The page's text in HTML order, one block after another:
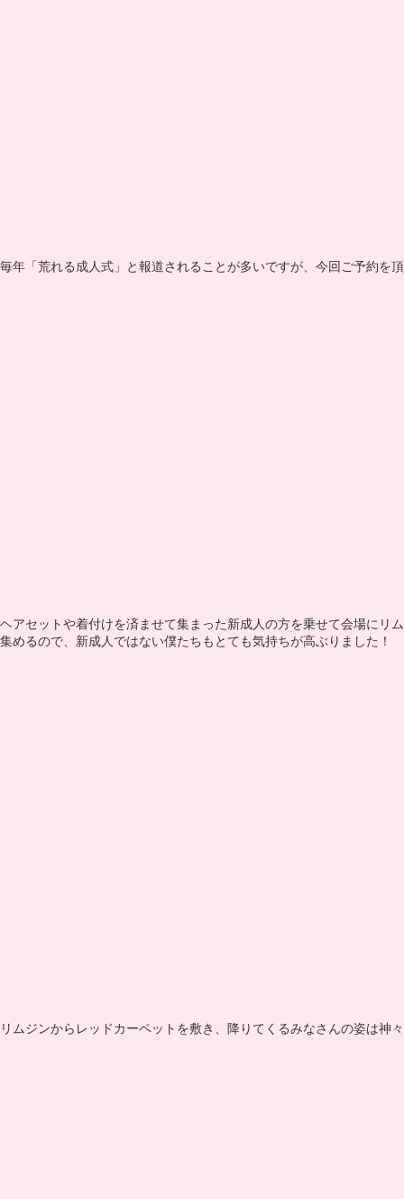
毎年「荒れる成人式」と報道されることが多いですが、今回ご予約を
ヘアセットや着付けを済ませて集まった新成人の方を乗せて会場にリ
集めるので、新成人ではない僕たちもとても気持ちが高ぶりました！
リムジンからレッドカーペットを敷き、降りてくるみなさんの姿は神